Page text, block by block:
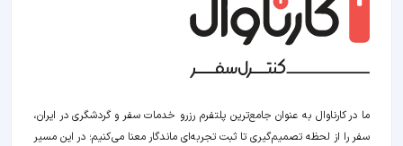
ما در کارناوال به عنوان جامع‌ترین پلتفرم رزرو خدمات سفر و گردشگری در ایران،
سفر را از لحظه‌ تصمیم‌گیری تا ثبت تجربه‌ای ماندگار معنا می‌کنیم؛ در این مسیر‍